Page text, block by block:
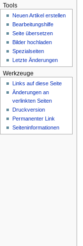
mTools
Neuen Artikel erstellen
Bearbeitungshilfe
Seite übersetzen
Bilder hochladen
Spezialseiten
Letzte Änderungen
Werkzeuge
Links auf diese Seite
Änderungen an
verlinkten Seiten
Druckversion
Permanenter Link
Seiten­­informationen